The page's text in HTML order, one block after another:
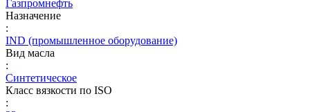
Газпромнефть
Назначение
:
IND (промышленное оборудование)
Вид масла
:
Синтетическое
Класс вязкости по ISO
: